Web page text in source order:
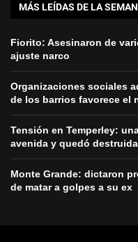
MÁS LEÍDAS DE LA
Fiorito: Asesinaron de
ajuste narco
Organizaciones sociales
de los barrios favorece el
Tensión en Temperley:
avenida y quedó destruida
Monte Grande: dictaron
de matar a golpes a su ex